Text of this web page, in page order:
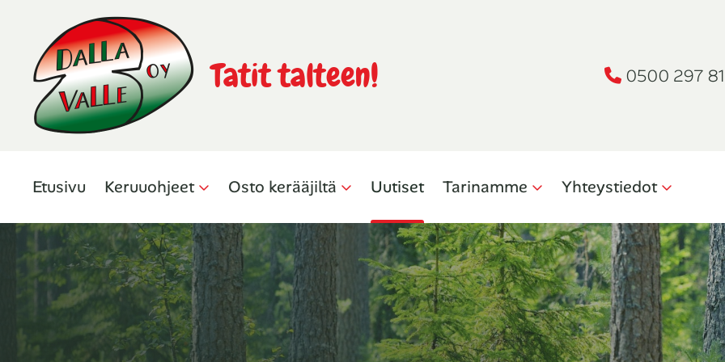
Tatit talteen! 0500 297
Etusivu Keruuohjeet Osto kerääjiltä Uutiset Tarinamme Yhteystiedot